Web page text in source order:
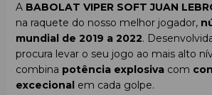
A BABOLAT VIPER SOFT JUAN
na raquete do nosso melhor jogador,
mundial de 2019 a 2022.
procura levar o seu jogo ao mais alto
combina potência explosiva com
excecional em cada golpe.